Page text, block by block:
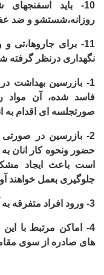
10-
باید
روزانه،شستشو و ضد
11-
برای جاروها،تی
نگهداری درنظر گرفته
1-
بازرسین بهداشت
فاسد شده، آن مواد
صورتجلسه ای اقدام به
2-
بازرسین در صورتی
حضور ونحوه کار انان
است باعث ایجاد
جلوگیری بعمل خواهند
3- ورود افراد متفرقه
4-
اماکن مرتبط با
های صادره از سوی